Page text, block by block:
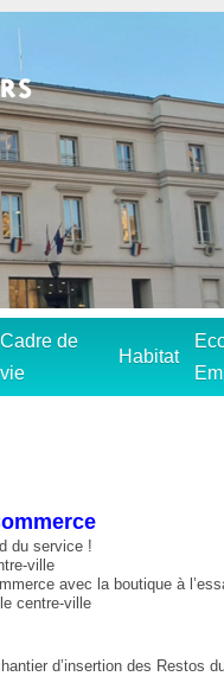
Cadre de
vie
Habitat
du service !
ville
avec la boutique à
centre-ville
d’insertion des Restos